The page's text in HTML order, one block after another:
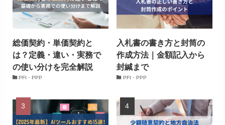
総価契約・単価契約と
は？定義・違い・実務で
の使い分けを完全解説
PFI・PPP
入札書の書き方と封筒の
作成方法｜金額記入から
封緘まで
PFI・PPP